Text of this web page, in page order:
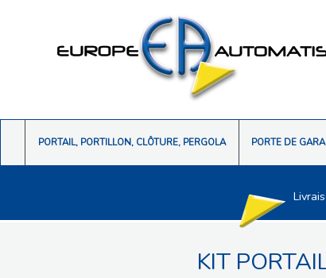
PORTAIL, PORTILLON, CLÔTURE, PERGOLA PORTE DE
KIT